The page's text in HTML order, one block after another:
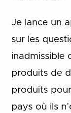
Je lance un
sur les
inadmissible
produits de
produits
pays où ils